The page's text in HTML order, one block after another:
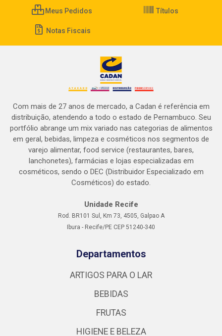
Meus Pedidos Títulos
Notas Fiscais
Com mais de 27 anos de mercado, a Cadan é referência em
distribuição, atendendo a todo o estado de Pernambuco. Seu
portfólio abrange um mix variado nas categorias de alimentos
em geral, bebidas, limpeza e cosméticos nos segmentos de
varejo alimentar, food service (restaurantes, bares,
lanchonetes), farmácias e lojas especializadas em
cosméticos, sendo o DEC (Distribuidor Especializado em
Cosméticos) do estado.
Unidade Recife
Rod. BR101 Sul, Km 73, 4505, Galpao A
Ibura - Recife/PE CEP 51240-340
Departamentos
ARTIGOS PARA O LAR
BEBIDAS
FRUTAS
HIGIENE E BELEZA